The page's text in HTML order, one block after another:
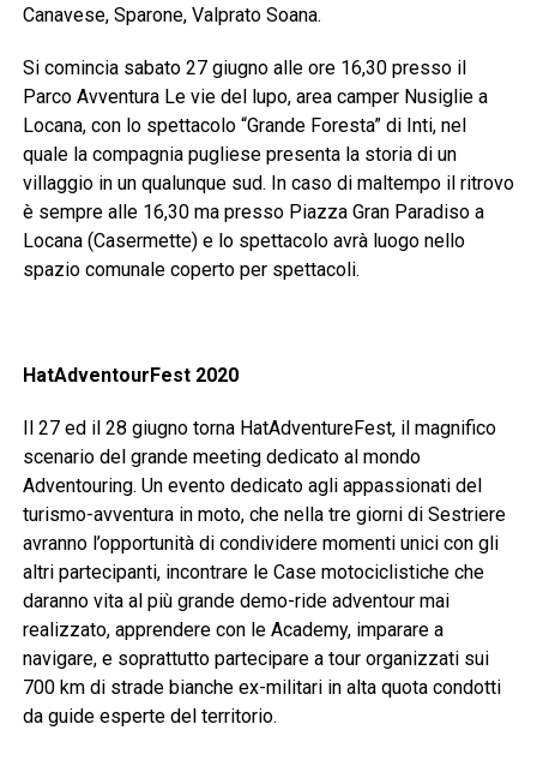
Canavese, Sparone, Valprato Soana.
Si comincia sabato 27 giugno alle ore 16,30 presso il
Parco Avventura Le vie del lupo, area camper Nusiglie a
Locana, con lo spettacolo “Grande Foresta” di Inti, nel
quale la compagnia pugliese presenta la storia di un
villaggio in un qualunque sud. In caso di maltempo il ritrovo
è sempre alle 16,30 ma presso Piazza Gran Paradiso a
Locana (Casermette) e lo spettacolo avrà luogo nello
spazio comunale coperto per spettacoli.
HatAdventourFest 2020
Il 27 ed il 28 giugno torna HatAdventureFest, il magnifico
scenario del grande meeting dedicato al mondo
Adventouring. Un evento dedicato agli appassionati del
turismo-avventura in moto, che nella tre giorni di Sestriere
avranno l’opportunità di condividere momenti unici con gli
altri partecipanti, incontrare le Case motociclistiche che
daranno vita al più grande demo-ride adventour mai
realizzato, apprendere con le Academy, imparare a
navigare, e soprattutto partecipare a tour organizzati sui
700 km di strade bianche ex-militari in alta quota condotti
da guide esperte del territorio.